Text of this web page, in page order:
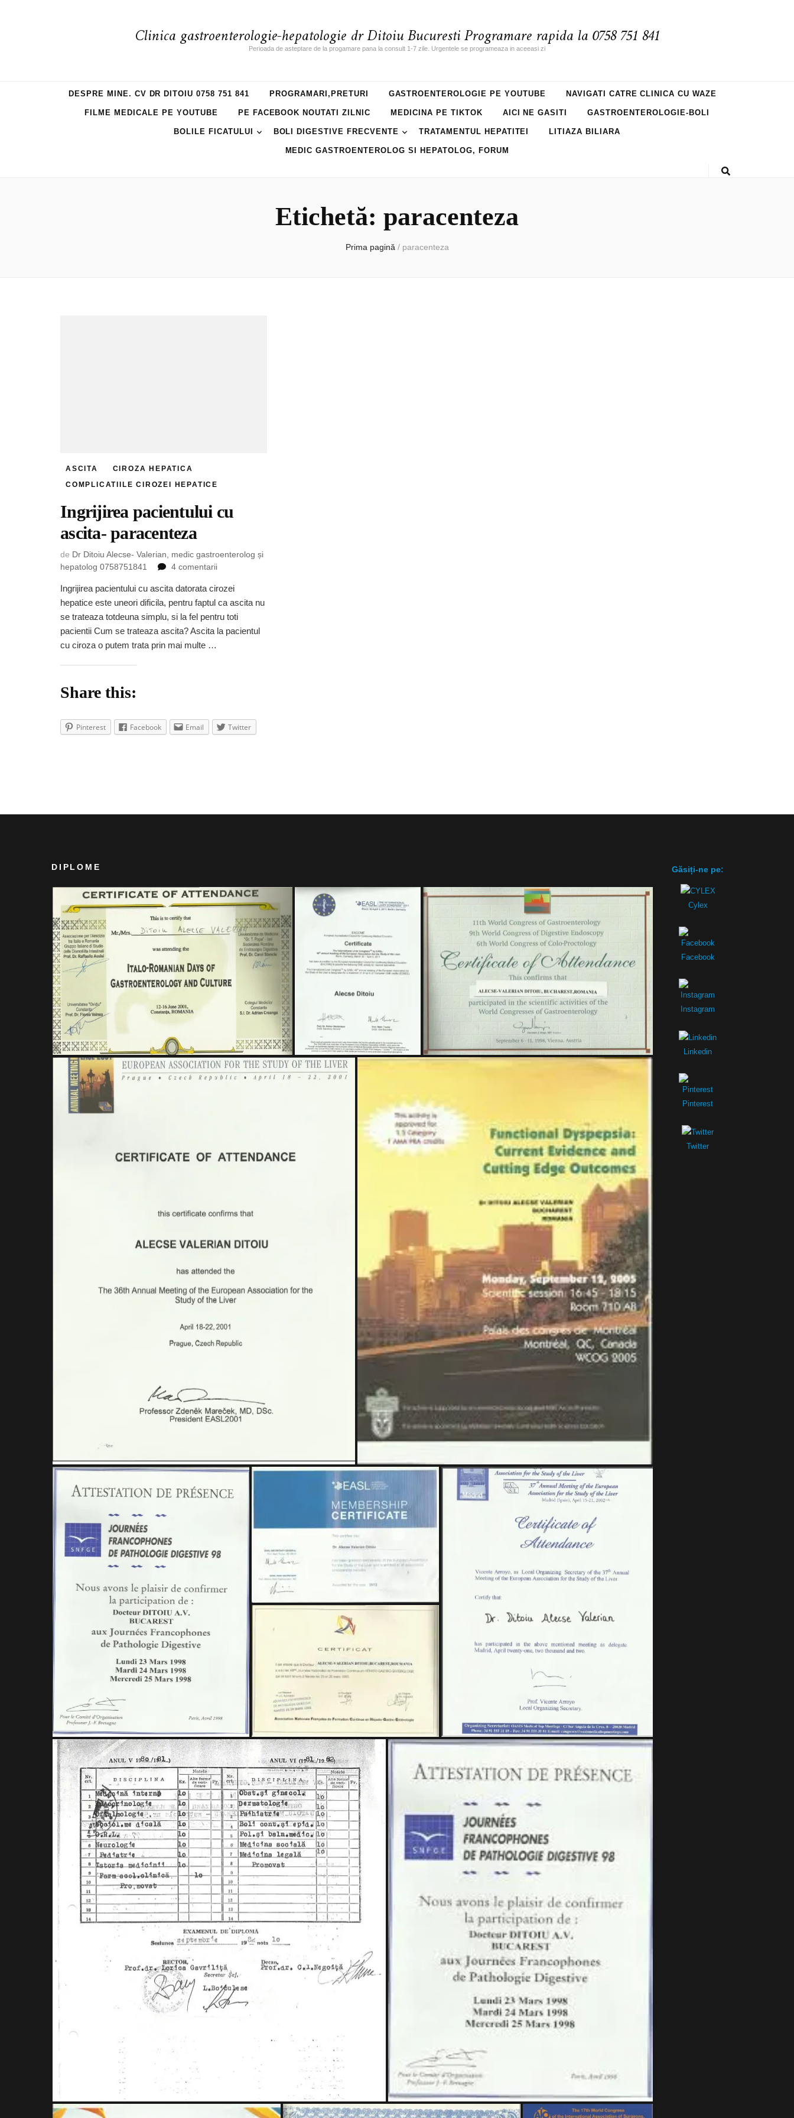
Clinica gastroenterologie-hepatologie dr Ditoiu Bucuresti Programare rapida la 0758 751 841
Perioada de asteptare de la progamare pana la consult 1-7 zile. Urgentele se programeaza in aceeasi zi
DESPRE MINE. CV DR DITOIU 0758 751 841 PROGRAMARI,PRETURI GASTROENTEROLOGIE PE YOUTUBE NAVIGATI CATRE CLINICA CU WAZE
FILME MEDICALE PE YOUTUBE PE FACEBOOK NOUTATI ZILNIC MEDICINA PE TIKTOK AICI NE GASITI GASTROENTEROLOGIE-BOLI
BOLILE FICATULUI BOLI DIGESTIVE FRECVENTE TRATAMENTUL HEPATITEI LITIAZA BILIARA
MEDIC GASTROENTEROLOG SI HEPATOLOG, FORUM
Etichetă: paracenteza
Prima pagină / paracenteza
ASCITA
CIROZA HEPATICA
COMPLICATIILE CIROZEI HEPATICE
Ingrijirea pacientului cu
ascita- paracenteza
de Dr Ditoiu Alecse- Valerian, medic gastroenterolog și
hepatolog 0758751841
4 comentariila
pacientului
cu
ascita-
paracenteza
Ingrijirea pacientului cu ascita datorata cirozei
hepatice este uneori dificila, pentru faptul ca ascita nu
se trateaza totdeuna simplu, si la fel pentru toti
pacientii Cum se trateaza ascita? Ascita la pacientul
cu ciroza o putem trata prin mai multe …
Share this:
Pinterest Facebook Email Twitter
DIPLOME Găsiți-ne pe:
Cylex
Facebook
Instagram
Linkedin
Pinterest
Twitter